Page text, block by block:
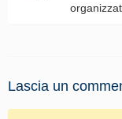
Lascia un